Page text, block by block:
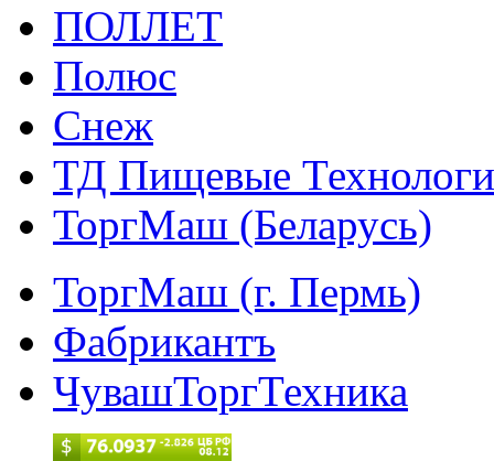
ПОЛЛЕТ
Полюс
Снеж
ТД Пищевые
ТоргМаш (Беларусь)
ТоргМаш (г. Пермь)
Фабрикантъ
ЧувашТоргТехника